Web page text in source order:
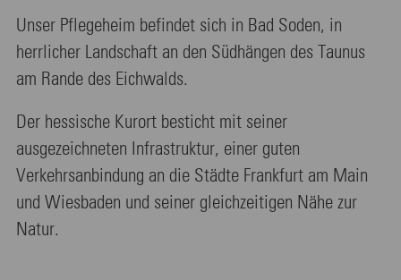
Unser Pflegeheim befindet sich in Bad Soden, in
herrlicher Landschaft an den Südhängen des Taunus
am Rande des Eichwalds.
Der hessische Kurort besticht mit seiner
ausgezeichneten Infrastruktur, einer guten
Verkehrsanbindung an die Städte Frankfurt am Main
und Wiesbaden und seiner gleichzeitigen Nähe zur
Natur.